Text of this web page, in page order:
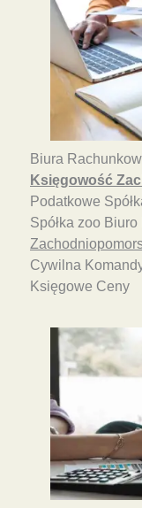
Biura
Księgowość
Podatkowe
Spółka zoo
Cywilna
Księgowe Ceny